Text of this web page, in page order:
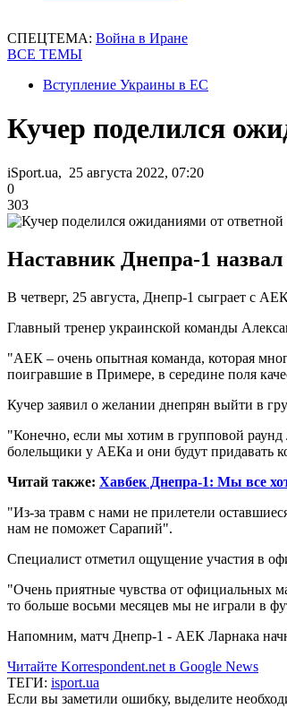
СПЕЦТЕМА: Война в Иране
ВСЕ ТЕМЫ
Вступление Украины в ЕС
Кучер поделился
iSport.ua, 25 августа 2022, 07:20
0
303
Наставник Днепра-1
В четверг, 25 августа, Днепр-1 сыграет с
Главный тренер украинской команды
"АЕК – очень опытная команда, которая
поигравшие в Примере, в середине поля
Кучер заявил о желании днепрян выйти в
"Конечно, если мы хотим в групповой раунд
болельщики у АЕКа и они будут придавать
Читай также: Хавбек Днепра-1: Мы все
"Из-за травм с нами не прилетели
нам не поможет Сарапий".
Специалист отметил ощущение участия в
"Очень приятные чувства от официальных
то больше восьми месяцев мы не играли в
Напомним, матч Днепр-1 - АЕК Ларнака
Читайте Korrespondent.net в Google News
ТЕГИ: isport.ua
Если вы заметили ошибку, выделите